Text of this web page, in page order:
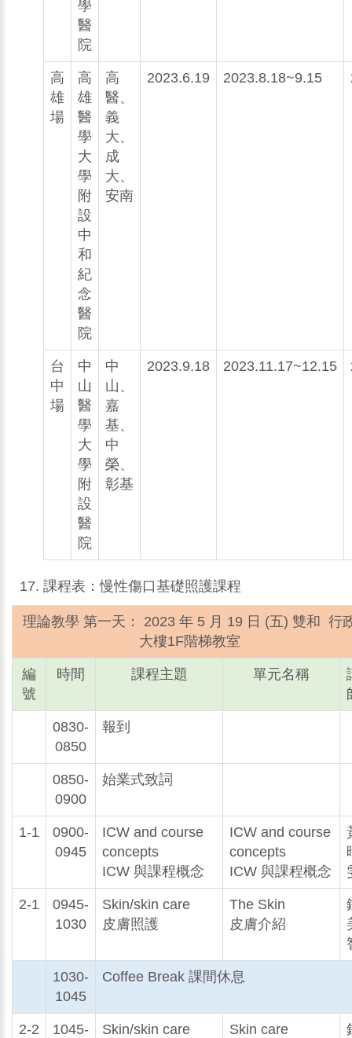
學
醫
院
高
雄
場
高
雄
醫
學
大
學
附
設
中
和
紀
念
醫
院
高
醫、
義
大、
成
大、
安南
2023.6.19 2023.8.18~9.15
台
中
場
中
山
醫
學
大
學
附
設
醫
院
中
山、
嘉
基、
中
榮、
彰基
2023.9.18 2023.11.17~12.15
課程表：慢性傷口基礎照護課程
理論教學 第一天： 2023 年 5 月 19 日 (五) 雙和 行
大樓1F階梯教室
編
號
時間 課程主題 單元名稱
0830-
0850
報到
0850-
0900
始業式致詞
1-1
0900-
0945
ICW and course
concepts
ICW 與課程概念
ICW and course
concepts
ICW 與課程概念
2-1
0945-
1030
Skin/skin care
皮膚照護
The Skin
皮膚介紹
1030-
1045
Coffee Break 課間休息
2-2
1045-
Skin/skin care
Skin care